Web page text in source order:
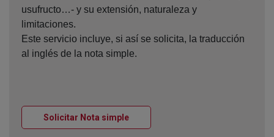
usufructo…- y su extensión, naturaleza y
limitaciones.
Este servicio incluye, si así se solicita, la traducción
al inglés de la nota simple.
Solicitar Nota simpleVentana nueva